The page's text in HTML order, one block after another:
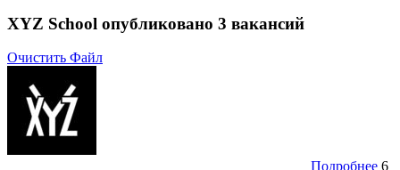
XYZ School опубликовано 3 вакансий
Очистить Файл
Подробнее6